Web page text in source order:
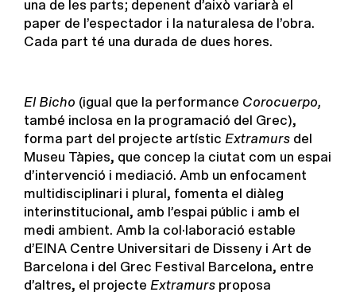
una de les parts; depenent d’això variarà el
paper de l’espectador i la naturalesa de l’obra.
Cada part té una durada de dues hores.
El Bicho (igual que la performance Corocuerpo,
també inclosa en la programació del Grec),
forma part del projecte artístic Extramurs del
Museu Tàpies, que concep la ciutat com un espai
d’intervenció i mediació. Amb un enfocament
multidisciplinari i plural, fomenta el diàleg
interinstitucional, amb l’espai públic i amb el
medi ambient. Amb la col·laboració estable
d’EINA Centre Universitari de Disseny i Art de
Barcelona i del Grec Festival Barcelona, entre
d’altres, el projecte Extramurs proposa